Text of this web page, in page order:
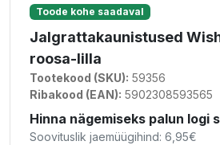
Toode kohe saadaval
Jalgrattakaunistused
roosa-lilla
Tootekood (SKU): 59356
Ribakood (EAN): 5902308593565
Hinna nägemiseks palun logi
Soovituslik jaemüügihind: 6,95€